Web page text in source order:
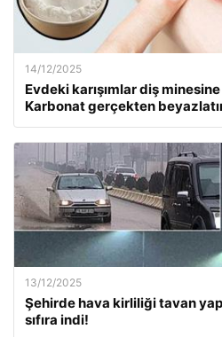
14/12/2025
Evdeki karışımlar diş
Karbonat gerçekten
13/12/2025
Şehirde hava kirliliği tavan
sıfıra indi!